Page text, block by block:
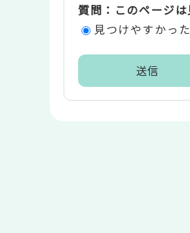
エ質問：このページ
見つけやすかった